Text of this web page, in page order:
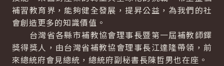
補習教育界，能夠健全發展，提昇公益，為我們的社
會創造更多的知識價值。
台灣省各縣市補教協會理事長暨第一屆補教師鐸
獎得獎人，由台灣省補教協會理事長江達隆帶領，前
來總統府會見總統，總統府副秘書長陳哲男也在座。